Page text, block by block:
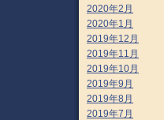
2020年2月
2020年1月
2019年12月
2019年11月
2019年10月
2019年9月
2019年8月
2019年7月